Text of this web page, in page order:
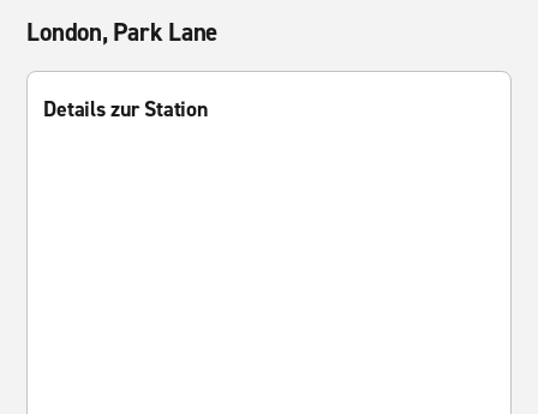
London, Park Lane
Details zur Station